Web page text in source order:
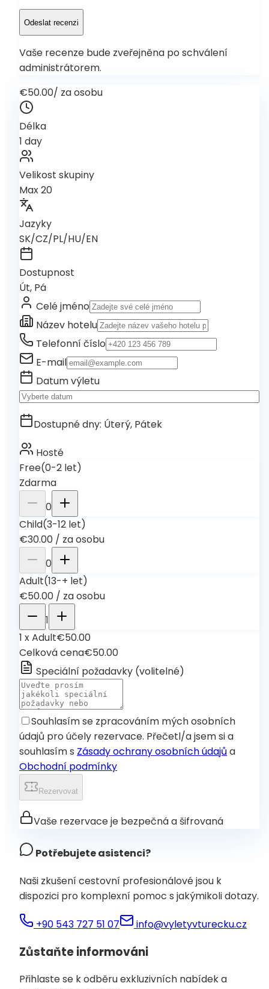
Odeslat recenzi
Vaše recenze bude zveřejněna po schválení
administrátorem.
€50.00/ za osobu
Délka
1 day
Velikost skupiny
Max 20
Jazyky
SK/CZ/PL/HU/EN
Dostupnost
Út, Pá
Celé jméno
Název hotelu
Telefonní číslo
E-mail
Datum výletu
Dostupné dny: Úterý, Pátek
Hosté
Free(0-2 let)
Zdarma
0
Child(3-12 let)
€30.00 / za osobu
0
Adult(13-+ let)
€50.00 / za osobu
1
1 xAdult€50.00
Celková cena€50.00
Speciální požadavky (volitelné)
Souhlasím se zpracováním mých osobních
údajů pro účely rezervace. Přečetl/a jsem si a
souhlasím s Zásady ochrany osobních údajů a
Obchodní podmínky
Rezervovat
Vaše rezervace je bezpečná a šifrovaná
Potřebujete asistenci?
Naši zkušení cestovní profesionálové jsou k
dispozici pro komplexní pomoc s jakýmikoli dotazy.
+90 543 727 51 07 info@vyletyvturecku.cz
Zůstaňte informováni
Přihlaste se k odběru exkluzivních nabídek a